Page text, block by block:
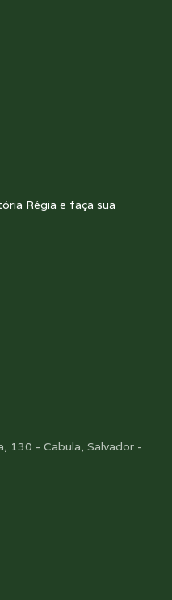
Régia e faça sua
130 - Cabula, Salvador -